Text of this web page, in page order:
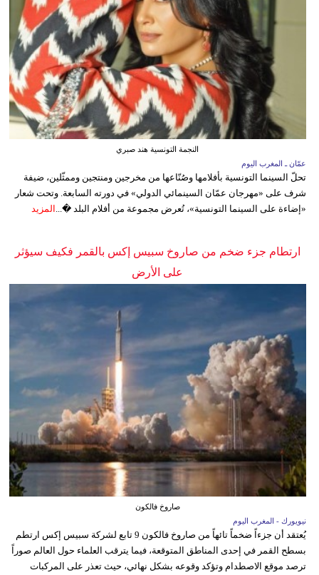
النجمة التونسية هند صبري
عمّان ـ المغرب اليوم
تحلّ السينما التونسية بأفلامها وصُنّاعها من مخرجين ومنتجين وممثّلين، ضيفة
شرف على «مهرجان عمّان السينمائي الدولي» في دورته السابعة. وتحت شعار
«إضاءة على السينما التونسية»، تُعرض مجموعة من أفلام البلد �... المزيد
ارتطام جزء ضخم من صاروخ سبيس إكس بالقمر فكيف سيؤثر
على الأرض
صاروخ فالكون
نيويورك - المغرب اليوم
يُعتقد أن جزءاً ضخماً تائهاً من صاروخ فالكون 9 تابع لشركة سبيس إكس ارتطم
بسطح القمر في إحدى المناطق المتوقعة، فيما يترقب العلماء حول العالم صوراً
ترصد موقع الاصطدام وتؤكد وقوعه بشكل نهائي، حيث تعذر على المركبات